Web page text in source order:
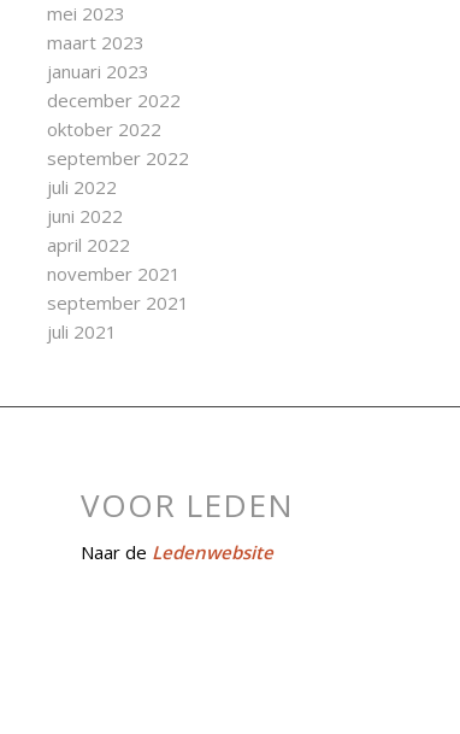
mei 2023
maart 2023
januari 2023
december 2022
oktober 2022
september 2022
juli 2022
juni 2022
april 2022
november 2021
september 2021
juli 2021
VOOR LEDEN
Naar de Ledenwebsite